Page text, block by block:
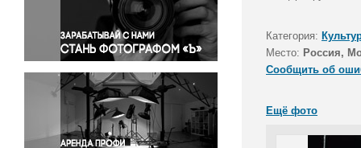
Правосудие
Происшествия и конфликты
Религия
Светская жизнь
Спорт
Экология
Экономика и бизнес
Категория:
Место: Россия,
Сообщить об
Ещё фото